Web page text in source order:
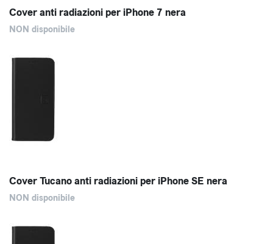
Cover anti radiazioni per iPhone 7 nera
NON disponibile
Cover Tucano anti radiazioni per iPhone SE nera
NON disponibile